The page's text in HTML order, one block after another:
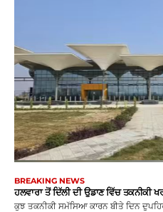
BREAKING NEWS
ਹਲਵਾਰਾ ਤੋਂ ਦਿੱਲੀ ਦੀ ਉਡਾਣ ਵਿੱਚ ਤਕਨੀਕੀ
ਕੁਝ ਤਕਨੀਕੀ ਸਮੱਸਿਆ ਕਾਰਨ ਬੀਤੇ ਦਿਨ